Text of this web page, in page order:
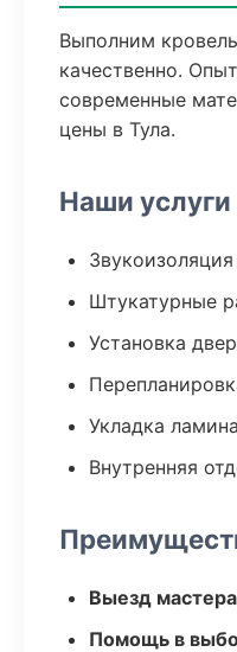
Выполним
качественно.
современные
цены в Тула.
Наши услуги
Звукоизоляция
Штукатурные
Установка
Укладка
Внутренняя
Выезд
Помощь в